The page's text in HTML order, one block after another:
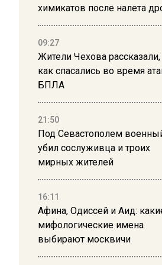
химикатов после налета
09:27
Жители Чехова рассказали,
как спасались во время
БПЛА
21:50
Под Севастополем
убил сослуживца и троих
мирных жителей
16:11
Афина, Одиссей и Аид:
мифологические имена
выбирают москвичи